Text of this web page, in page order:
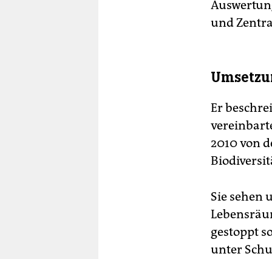
und
Er
2010 von
Sie sehen
gestoppt
unter